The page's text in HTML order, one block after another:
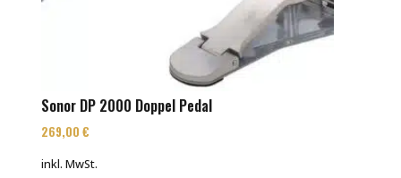
Sonor DP 2000 Doppel Pedal
269,00€
inkl. MwSt.